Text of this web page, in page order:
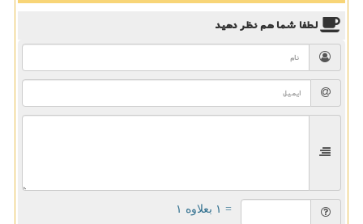
لطفا شما همنظر دهید
= ۱ بعلاوه ۱